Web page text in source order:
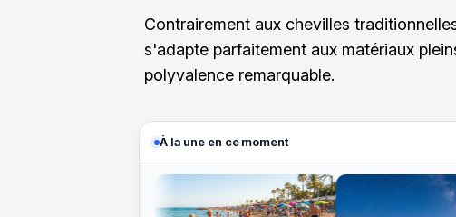
Contrairement aux chevilles
s'adapte parfaitement aux matériaux
polyvalence remarquable.
À la une en ce moment